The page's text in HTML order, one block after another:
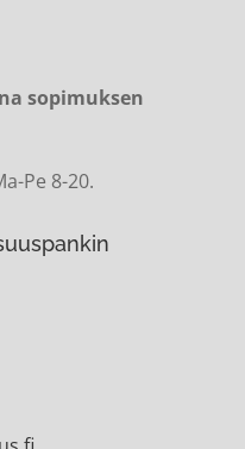
sopimuksen
Pe 8-20.